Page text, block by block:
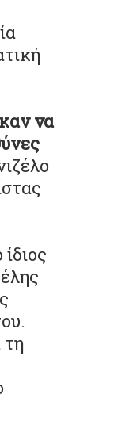
να
τη